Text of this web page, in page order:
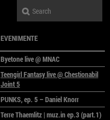
EVENIMENTE
Byetone live @ MNAC
Teengirl Fantasy live @ Chestionabil
Joint 5
PUNKS, ep. 5 – Daniel Knorr
Terre Thaemlitz | muz.in ep.3 (part.1)